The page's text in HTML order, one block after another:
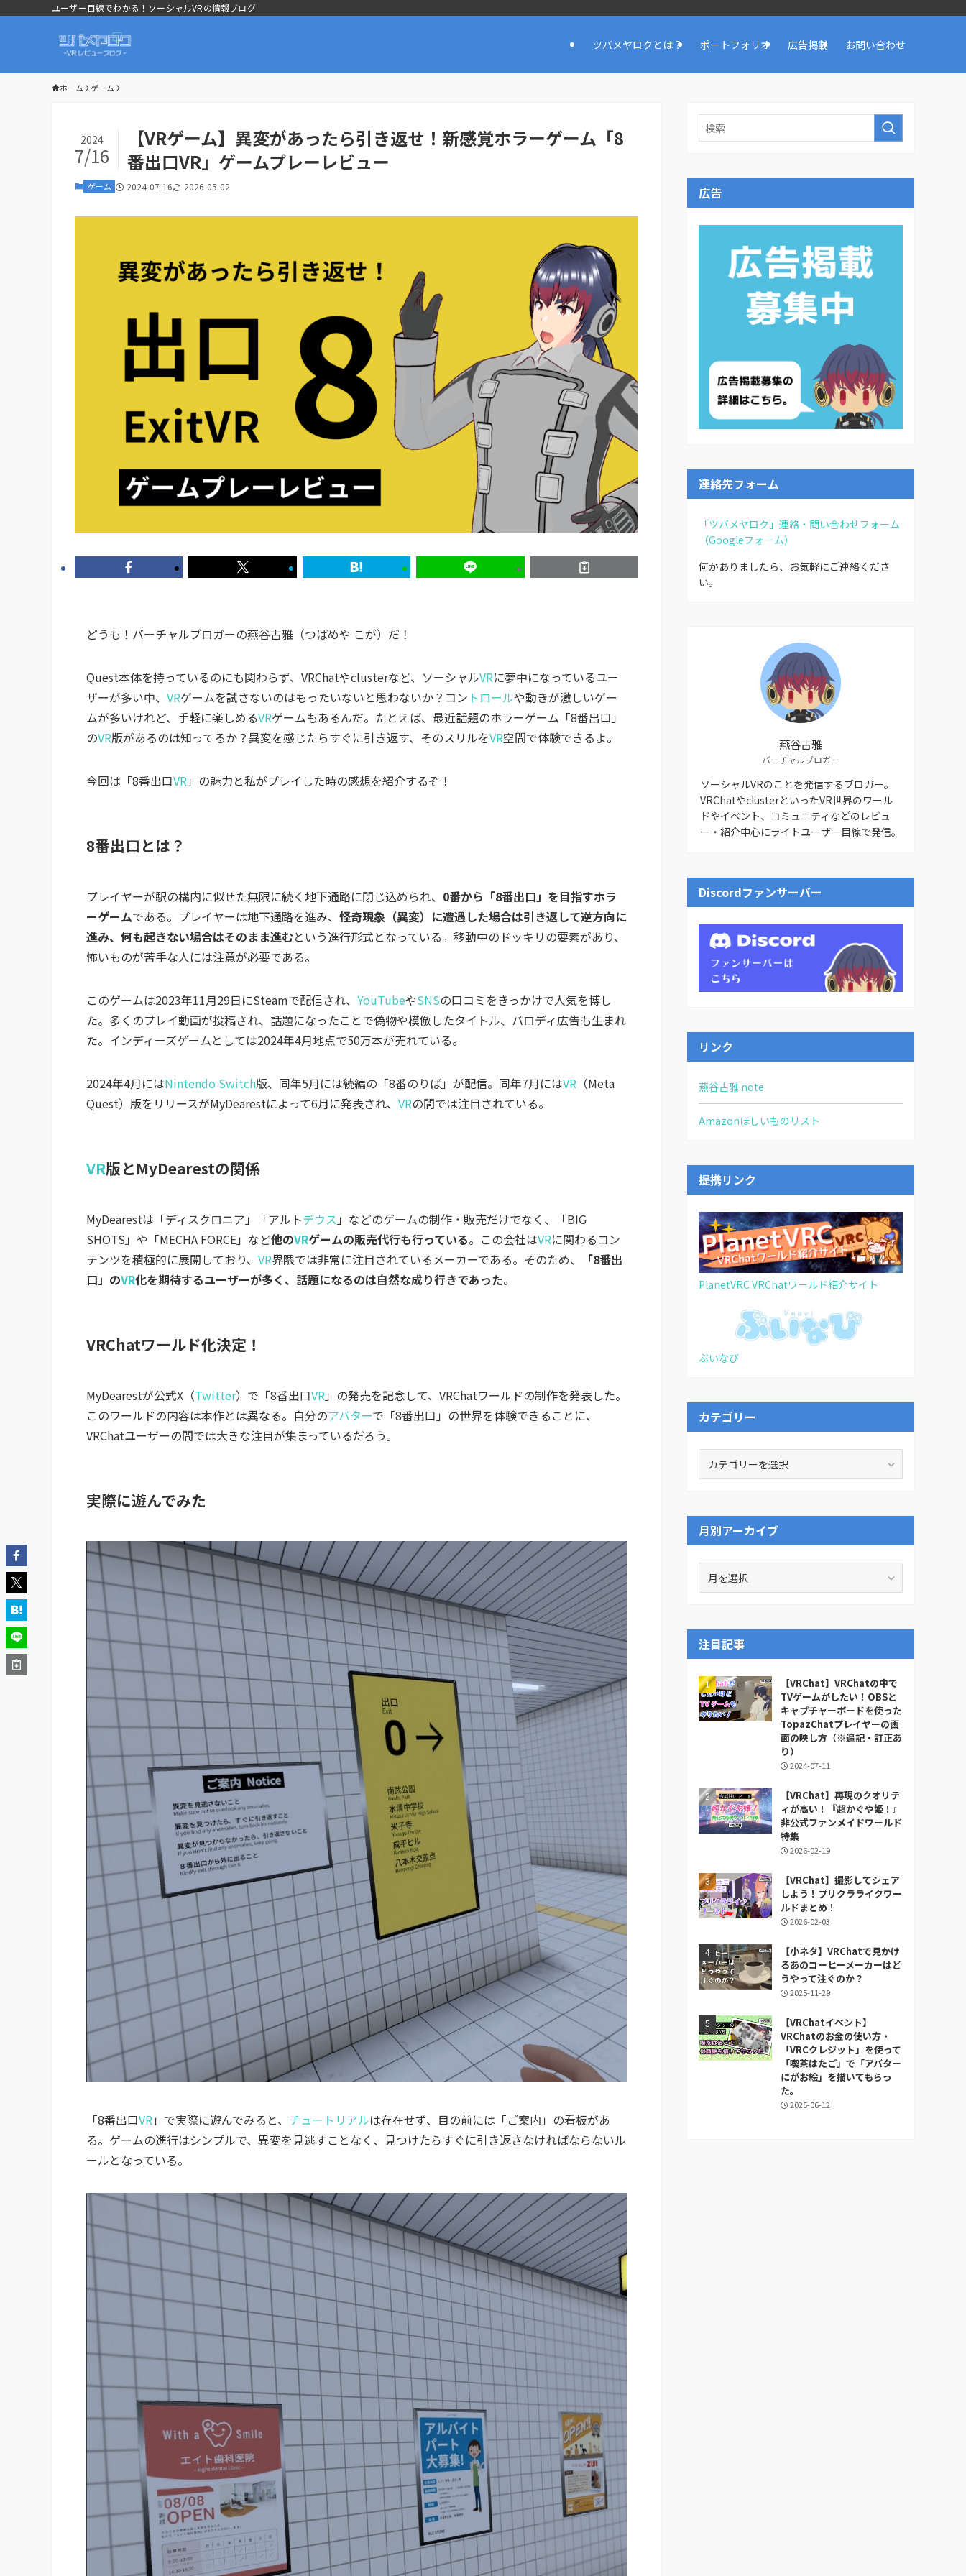
ユーザー目線でわかる！ソーシャルVRの情報ブログ
ツバメヤロクとは？ ポートフォリオ 広告掲載 お問い合わせ
ホーム ゲーム
【VRゲーム】異変があったら引き返せ！新感覚ホラーゲーム「8
番出口VR」ゲームプレーレビュー
2024
7/16
ゲーム 2024-07-16 2026-05-02
どうも！バーチャルブロガーの燕谷古雅（つばめや こが）だ！
Quest本体を持っているのにも関わらず、VRChatやclusterなど、ソーシャルVRに夢中になっているユー
ザーが多い中、 VRゲームを試さないのはもったいないと思わないか？コン トロールや動きが激しいゲー
ムが多いけれど、手軽に楽しめるVRゲームもあるんだ。たとえば、最近話題のホラーゲーム「8番出口」
のVR版があるのは知ってるか？異変を感じたらすぐに引き返す、そのスリルをVR空間で体験できるよ。
今回は「8番出口VR」の魅力と私がプレイした時の感想を紹介するぞ！
8番出口とは？
プレイヤーが駅の構内に似せた無限に続く地下通路に閉じ込められ、 0番から「8番出口」を目指すホラ
ーゲームである。プレイヤーは地下通路を進み、 怪奇現象（異変）に遭遇した場合は引き返して逆方向に
進み、何も起きない場合はそのまま進むという進行形式となっている。移動中のドッキリの要素があり、
怖いものが苦手な人には注意が必要である。
このゲームは2023年11月29日にSteamで配信され、 YouTubeやSNSの口コミをきっかけで人気を博し
た。多くのプレイ動画が投稿され、話題になったことで偽物や模倣したタイトル、パロディ広告も生まれ
た。インディーズゲームとしては2024年4月地点で50万本が売れている。
2024年4月にはNintendo Switch版、同年5月には続編の「8番のりば」が配信。同年7月にはVR （Meta
Quest）版をリリースがMyDearestによって6月に発表され、 VRの間では注目されている。
VR版とMyDearestの関係
MyDearestは「ディスクロニア」「アルトデウス 」などのゲームの制作・販売だけでなく、「BIG
SHOTS」や「MECHA FORCE」など他のVRゲームの販売代行も行っている。この会社はVRに関わるコン
テンツを積極的に展開しており、 VR界隈では非常に注目されているメーカーである。そのため、
「8番出
口」のVR化を期待するユーザーが多く、話題になるのは自然な成り行きであった。
VRChatワールド化決定！
MyDearestが公式X（Twitter）で「8番出口VR」の発売を記念して、VRChatワールドの制作を発表した。
このワールドの内容は本作とは異なる。自分のアバターで「8番出口」の世界を体験できることに、
VRChatユーザーの間では大きな注目が集まっているだろう。
実際に遊んでみた
「8番出口VR」で実際に遊んでみると、 チュートリアルは存在せず、目の前には「ご案内」の看板があ
る。ゲームの進行はシンプルで、異変を見逃すことなく、見つけたらすぐに引き返さなければならないル
ールとなっている。
広告
連絡先フォーム
「ツバメヤロク」連絡・問い合わせフォーム
（Googleフォーム）
何かありましたら、お気軽にご連絡くださ
い。
燕谷古雅
バーチャルブロガー
ソーシャルVRのことを発信するブロガー。
VRChatやclusterといったVR世界のワール
ドやイベント、コミュニティなどのレビュ
ー・紹介中心にライトユーザー目線で発信。
Discordファンサーバー
リンク
燕谷古雅 note
Amazonほしいものリスト
提携リンク
PlanetVRC VRChatワールド紹介サイト
ぶいなび
カテゴリー
ー
月別アーカイブ
カ
イ
注目記事
【VRChat】VRChatの中で
TVゲームがしたい！OBSと
キャプチャーボードを使った
TopazChatプレイヤーの画
面の映し方（※追記・訂正あ
り）
2024-07-11
【VRChat】再現のクオリテ
ィが高い！『超かぐや姫！』
非公式ファンメイドワールド
特集
2026-02-19
【VRChat】撮影してシェア
しよう！プリクラライクワー
ルドまとめ！
2026-02-03
【小ネタ】VRChatで見かけ
るあのコーヒーメーカーはど
うやって注ぐのか？
2025-11-29
【VRChatイベント】
VRChatのお金の使い方・
「VRCクレジット」を使って
「喫茶はたご」で「アバター
にがお絵」を描いてもらっ
た。
2025-06-12